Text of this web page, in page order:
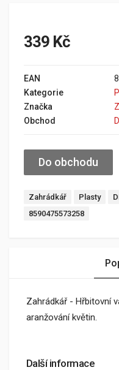
339 Kč
EAN
Kategorie
Značka
Obchod
Do obchodu
Zahrádkář Plasty
8590475573258
Zahrádkář - Hřbitovní
aranžování květin.
Další informace